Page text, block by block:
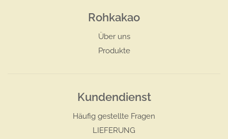
Rohkakao
Über uns
Produkte
Kundendienst
Häufig gestellte Fragen
LIEFERUNG